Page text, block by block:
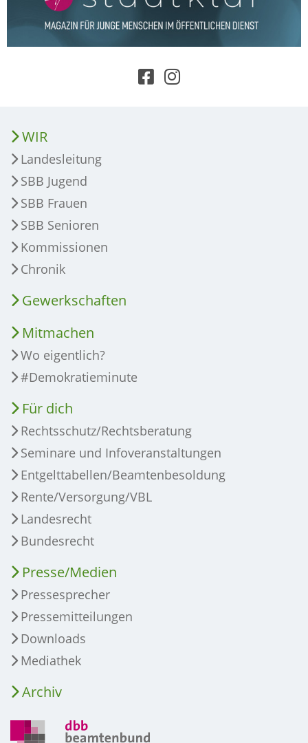
WIR
Landesleitung
SBB Jugend
SBB Frauen
SBB Senioren
Kommissionen
Chronik
Gewerkschaften
Mitmachen
Wo eigentlich?
#Demokratieminute
Für dich
Rechtsschutz/Rechtsberatung
Seminare und Infoveranstaltungen
Entgelttabellen/Beamtenbesoldung
Rente/Versorgung/VBL
Landesrecht
Bundesrecht
Presse/Medien
Pressesprecher
Pressemitteilungen
Downloads
Mediathek
Archiv